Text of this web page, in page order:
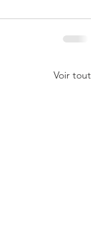
Voir tout